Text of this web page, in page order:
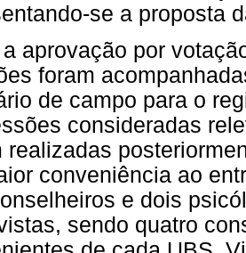
se a proposta
aprovação por
foram
de campo para o
consideradas
realizadas
conveniência ao
e dois
sendo quatro